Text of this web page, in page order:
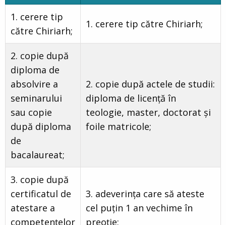
1. cerere tip
către Chiriarh;
1. cerere tip către Chiriarh;
2. copie după
diploma de
absolvire a
seminarului
sau copie
după diploma
de
bacalaureat;
2. copie după actele de studii:
diploma de licență în
teologie, master, doctorat şi
foile matricole;
3. copie după
certificatul de
atestare a
competențelor
3. adeverința care să ateste
cel puțin 1 an vechime în
preoție;